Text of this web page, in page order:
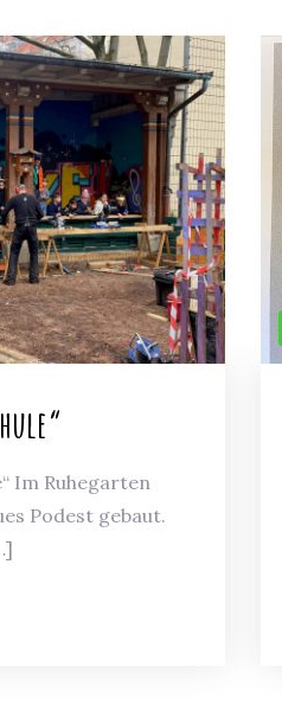
Im Ruhegarten
Podest gebaut.